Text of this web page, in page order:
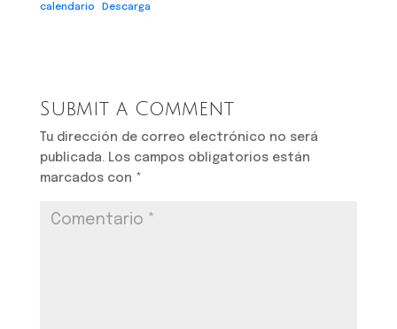
calendario Descarga
Submit a Comment
Tu dirección de correo electrónico no será
publicada. Los campos obligatorios están
marcados con *